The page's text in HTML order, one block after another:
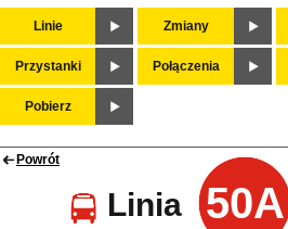
Linie Zmiany
Przystanki Połączenia
Pobierz
Powrót
Linia 50A